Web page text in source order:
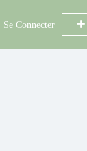
Se Connecter